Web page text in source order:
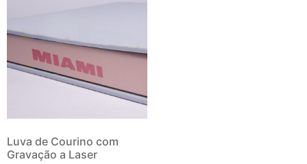
Luva de Courino com
Gravação a Laser